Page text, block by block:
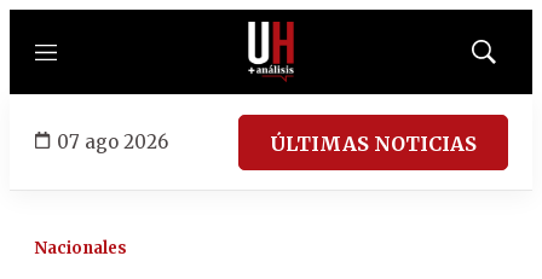
Menú
Mostrar
07 ago 2026 ÚLTIMAS NOTICIAS
Nacionales